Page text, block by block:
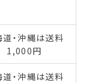
道・沖縄は送料
1,000円
道・沖縄は送料